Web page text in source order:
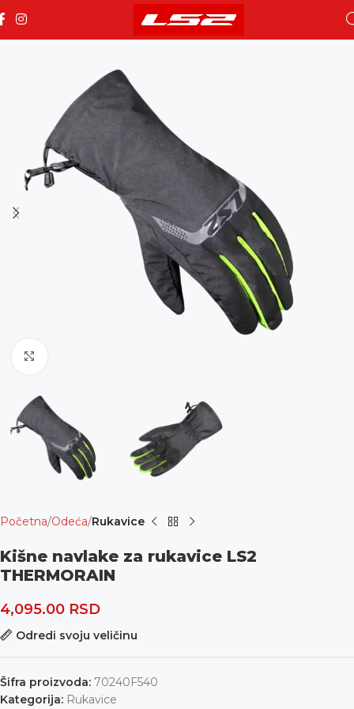
Početna Odeća Rukavice
Kišne navlake za rukavice LS2
THERMORAIN
4,095.00 RSD
Odredi svoju veličinu
Šifra proizvoda: 70240F540
Kategorija: Rukavice